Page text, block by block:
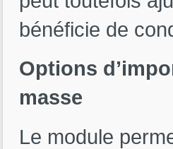
bénéficie de
Options
masse
Le module